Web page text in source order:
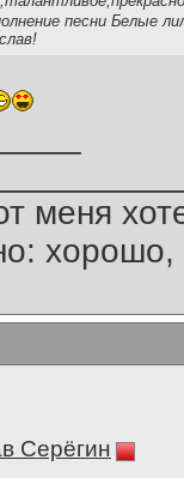
песни Белые
меня
Серёгин